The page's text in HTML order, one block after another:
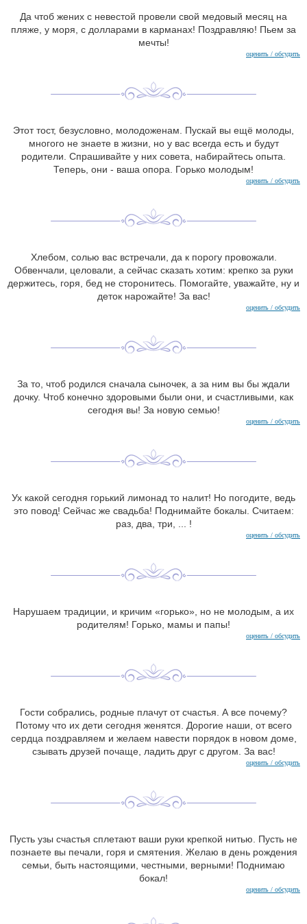
Да чтоб жених с невестой провели свой медовый месяц на
пляже, у моря, с долларами в карманах! Поздравляю! Пьем за
мечты!
оценить / обсудить
Этот тост, безусловно, молодоженам. Пускай вы ещё молоды,
многого не знаете в жизни, но у вас всегда есть и будут
родители. Спрашивайте у них совета, набирайтесь опыта.
Теперь, они - ваша опора. Горько молодым!
оценить / обсудить
Хлебом, солью вас встречали, да к порогу провожали.
Обвенчали, целовали, а сейчас сказать хотим: крепко за руки
держитесь, горя, бед не сторонитесь. Помогайте, уважайте, ну и
деток нарожайте! За вас!
оценить / обсудить
За то, чтоб родился сначала сыночек, а за ним вы бы ждали
дочку. Чтоб конечно здоровыми были они, и счастливыми, как
сегодня вы! За новую семью!
оценить / обсудить
Ух какой сегодня горький лимонад то налит! Но погодите, ведь
это повод! Сейчас же свадьба! Поднимайте бокалы. Считаем:
раз, два, три, ... !
оценить / обсудить
Нарушаем традиции, и кричим «горько», но не молодым, а их
родителям! Горько, мамы и папы!
оценить / обсудить
Гости собрались, родные плачут от счастья. А все почему?
Потому что их дети сегодня женятся. Дорогие наши, от всего
сердца поздравляем и желаем навести порядок в новом доме,
сзывать друзей почаще, ладить друг с другом. За вас!
оценить / обсудить
Пусть узы счастья сплетают ваши руки крепкой нитью. Пусть не
познаете вы печали, горя и смятения. Желаю в день рождения
семьи, быть настоящими, честными, верными! Поднимаю
бокал!
оценить / обсудить